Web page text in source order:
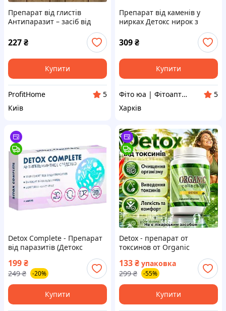
Препарат від глистів
Антипаразит – засіб від
паразитів, від глистів, від
аскарид, від гостриків, від
лямблій
227₴
Купити
ProfitHome
5
Київ
Препарат від каменів у
нирках Детокс нирок з
олією кавуна, 120 капсул
309₴
Купити
Фіто юа | Фітоаптека
5
Харків
Detox Complete - Препарат
від паразитів (Детокс
199₴
249 ₴ -20%
Купити
Detox - препарат от
токсинов от Organic
Collection (Детокс) lux-4088
133₴ упаковка
299 ₴ -55%
Купити